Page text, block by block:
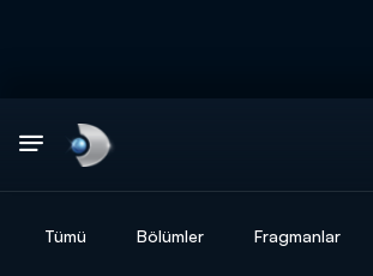
Tümü Bölümler Fragmanlar